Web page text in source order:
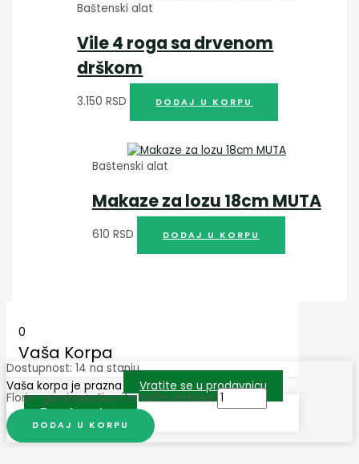
Baštenski alat
Vile 4 roga sa drvenom
drškom
3.150RSD DODAJ U KORPU
Baštenski alat
Makaze za lozu 18cm MUTA
610 RSD DODAJ U KORPU
0
Vaša Korpa
Vaša korpa je prazna Vratite se u prodavnicu
Prodavnica
Dostupnost: 14 na stanju
Floris- gumirana žica 7mmx5m količina
DODAJ U KORPU